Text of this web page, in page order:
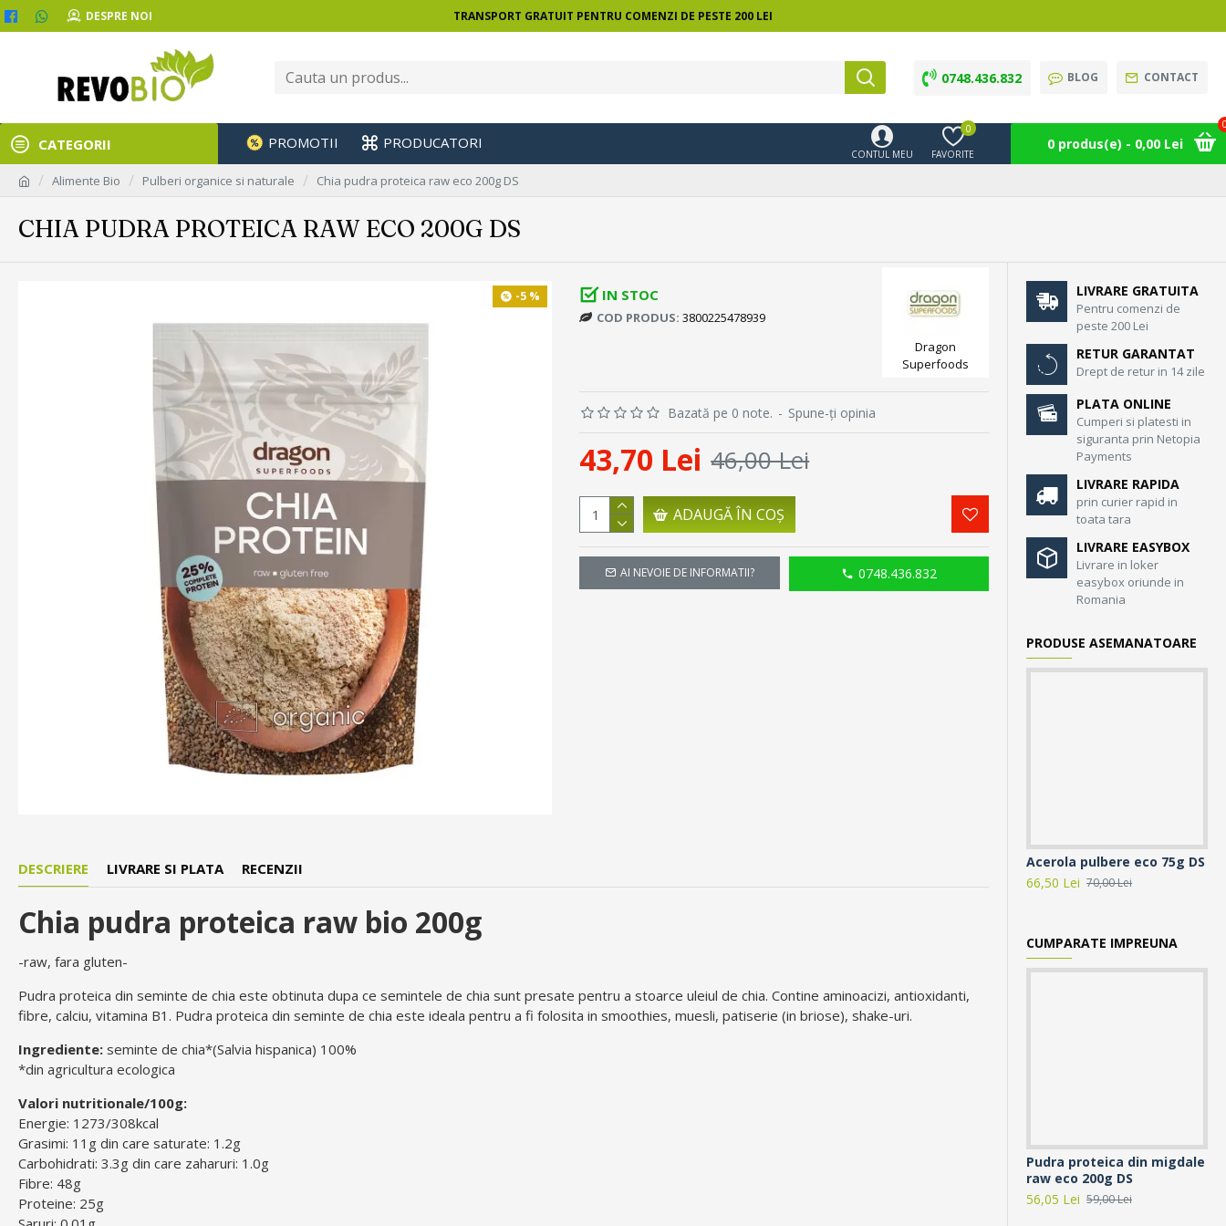
DESPRE NOI TRANSPORT GRATUIT PENTRU COMENZI DE PESTE 200 LEI
0748.436.832 BLOG CONTACT
CATEGORII PROMOTII PRODUCATORI
CONTUL MEU FAVORITE
0
0 produs(e) - 0,00 Lei
Alimente Bio Pulberi organice si naturale Chia pudra proteica raw eco 200g DS
CHIA PUDRA PROTEICA RAW ECO 200G DS
-5 % IN STOC
COD PRODUS: 3800225478939
Dragon
Superfoods
Bazată pe 0 note. - Spune-ţi opinia
43,70 Lei 46,00 Lei
ADAUGĂ ÎN COŞ
AI NEVOIE DE INFORMATII? 0748.436.832
DESCRIERE LIVRARE SI PLATA RECENZII
Chia pudra proteica raw bio 200g
-raw, fara gluten-
Pudra proteica din seminte de chia este obtinuta dupa ce semintele de chia sunt presate pentru a stoarce uleiul de chia. Contine aminoacizi, antioxidanti,
fibre, calciu, vitamina B1. Pudra proteica din seminte de chia este ideala pentru a fi folosita in smoothies, muesli, patiserie (in briose), shake-uri.
Ingrediente: seminte de chia*(Salvia hispanica) 100%
*din agricultura ecologica
Valori nutritionale/100g:
Energie: 1273/308kcal
Grasimi: 11g din care saturate: 1.2g
Carbohidrati: 3.3g din care zaharuri: 1.0g
Fibre: 48g
Proteine: 25g
LIVRARE GRATUITA
Pentru comenzi de
peste 200 Lei
RETUR GARANTAT
Drept de retur in 14 zile
PLATA ONLINE
Cumperi si platesti in
siguranta prin Netopia
Payments
LIVRARE RAPIDA
prin curier rapid in
toata tara
LIVRARE EASYBOX
Livrare in loker
easybox oriunde in
Romania
PRODUSE ASEMANATOARE
Acerola pulbere eco 75g DS
66,50 Lei 70,00 Lei
CUMPARATE IMPREUNA
Pudra proteica din migdale
raw eco 200g DS
56,05 Lei 59,00 Lei